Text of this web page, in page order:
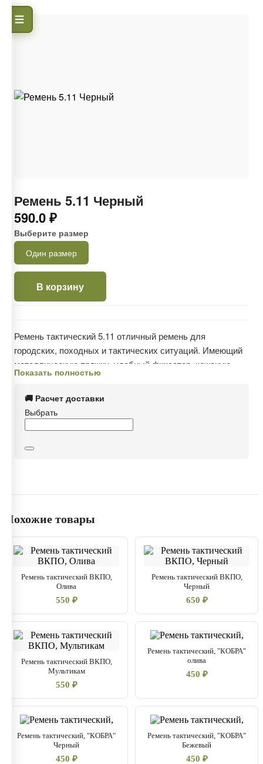
Ремень 5.11 Черный
590.0 ₽
Выберите размер
Один размер
В корзину
Ремень тактический 5.11 отличный ремень для
городских, походных и тактических ситуаций. Имеющий
металлическую пряжку, удобный фиксатор, кожаную
нашивку и прочную структуру за счёт перекрёстного
плетения. Быстро высыхает при намокании, обладает
стойкостью к истиранию, сохраняет эластичность при
низкой температуре, не ослабляется при длительном
ношении.
Показать полностью
🚚 Расчет доставки
Выбрать
Похожие товары
Ремень тактический ВКПО,
Олива
550 ₽
Ремень тактический ВКПО,
Черный
650 ₽
Ремень тактический ВКПО,
Мультикам
550 ₽
Ремень тактический, "КОБРА"
олива
450 ₽
Ремень тактический, "КОБРА"
Черный
450 ₽
Ремень тактический, "КОБРА"
Бежевый
450 ₽